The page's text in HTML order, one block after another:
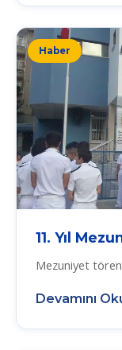
Haber
11. Yıl
Mezuniyet
Devamını